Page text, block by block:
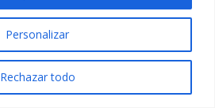
Personalizar
Rechazar todo